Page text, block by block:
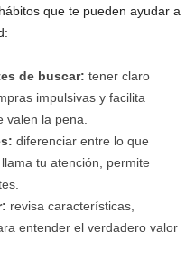
que te pueden ayudar a
de buscar: tener claro
impulsivas y facilita
valen la pena.
diferenciar entre lo que
tu atención, permite
revisa características,
entender el verdadero valor